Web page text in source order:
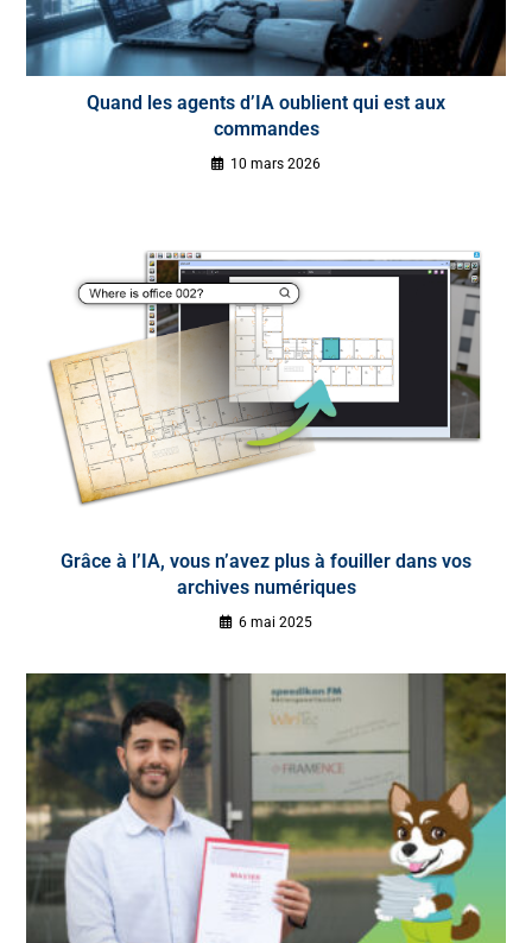
Quand les agents d’IA oublient qui est aux
commandes
10 mars 2026
Grâce à l’IA, vous n’avez plus à fouiller dans vos
archives numériques
6 mai 2025